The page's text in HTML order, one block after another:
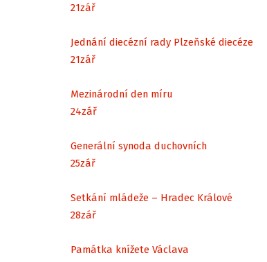
21zář
Jednání diecézní rady Plzeňské diecéze
21zář
Mezinárodní den míru
24zář
Generální synoda duchovních
25zář
Setkání mládeže – Hradec Králové
28zář
Památka knížete Václava